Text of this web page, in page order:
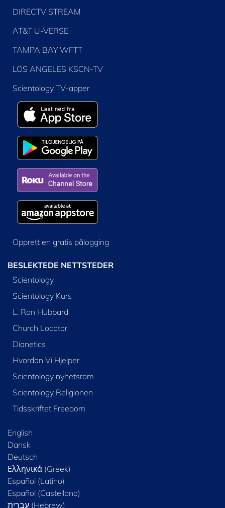
DIRECTV STREAM
AT&T U-VERSE
TAMPA BAY WFTT
LOS ANGELES KSCN-TV
Scientology TV-apper
Opprett en gratis pålogging
BESLEKTEDE NETTSTEDER
Scientology
Scientology Kurs
L. Ron Hubbard
Church Locator
Dianetics
Hvordan Vi Hjelper
Scientology nyhetsrom
Scientology Religionen
Tidsskriftet Freedom
English
Dansk
Deutsch
Ελληνικά (Greek)
Español (Latino)
Español (Castellano)